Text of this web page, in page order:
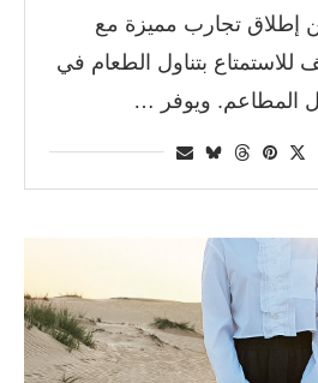
تجارب مميزة مع
بتناول الطعام في
المطاعم. ويوفر …